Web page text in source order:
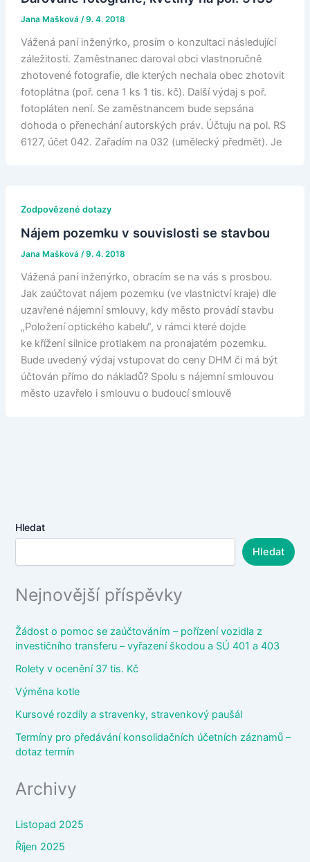
Jana Mašková /9. 4. 2018
Vážená paní inženýrko, prosím o konzultaci následující
záležitosti. Zaměstnanec daroval obci vlastnoručně
zhotovené fotografie, dle kterých nechala obec zhotovit
fotoplátna (poř. cena 1 ks 1 tis. kč). Další výdaj s poř.
fotopláten není. Se zaměstnancem bude sepsána
dohoda o přenechání autorských práv. Účtuju na pol. RS
6127, účet 042. Zařadím na 032 (umělecký předmět). Je
Zodpovězené dotazy
Nájem pozemku v souvislosti se stavbou
Jana Mašková /9. 4. 2018
Vážená paní inženýrko, obracím se na vás s prosbou.
Jak zaúčtovat nájem pozemku (ve vlastnictví kraje) dle
uzavřené nájemní smlouvy, kdy město provádí stavbu
„Položení optického kabelu“, v rámci které dojde
ke křížení silnice protlakem na pronajatém pozemku.
Bude uvedený výdaj vstupovat do ceny DHM či má být
účtován přímo do nákladů? Spolu s nájemní smlouvou
město uzavřelo i smlouvu o budoucí smlouvě
Hledat
Hledat
Nejnovější příspěvky
Žádost o pomoc se zaúčtováním – pořízení vozidla z
investičního transferu – vyřazení škodou a SÚ 401 a 403
Rolety v ocenění 37 tis. Kč
Výměna kotle
Kursové rozdíly a stravenky, stravenkový paušál
Termíny pro předávání konsolidačních účetních záznamů –
dotaz termín
Archivy
Listopad 2025
Říjen 2025